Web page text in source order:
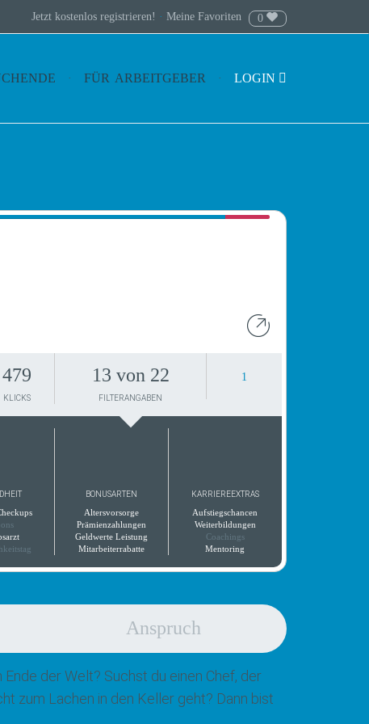
Jetzt kostenlos registrieren! · Meine Favoriten 0
FÜR ARBEITGEBER LOGIN
479
KLICKS
13 von 22
FILTERANGABEN
1
BONUSARTEN
Altersvorsorge
Prämienzahlungen
Geldwerte Leistung
Mitarbeiterrabatte
KARRIEREEXTRAS
Aufstiegschancen
Weiterbildungen
Coachings
Mentoring
Anspruch
der Welt? Suchst du einen Chef, der
zum Lachen in den Keller geht? Dann bist